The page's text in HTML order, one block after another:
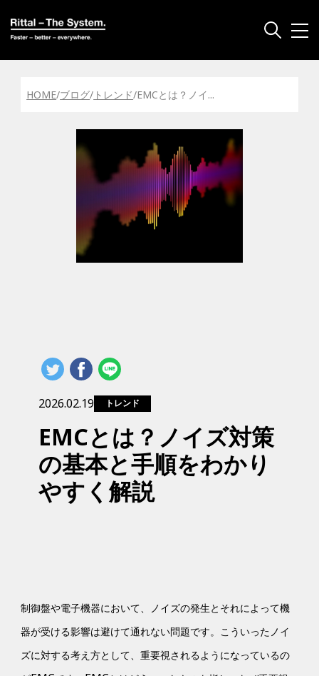
HOME/ブログ/ トレンド/EMCとは？ノイ...
2026.02.19 トレンド
EMCとは？ノイズ対策
の基本と手順をわかり
やすく解説
制御盤や電子機器において、ノイズの発生とそれによって機
器が受ける影響は避けて通れない問題です。こういったノイ
ズに対する考え方として、重要視されるようになっているの